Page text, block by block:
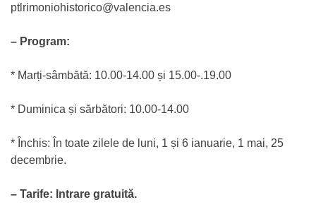
ptlrimoniohistorico@valencia.es
– Program:
* Marți-sâmbătă: 10.00-14.00 și 15.00-.19.00
* Duminica și sărbători: 10.00-14.00
* Închis: În toate zilele de luni, 1 și 6 ianuarie, 1 mai, 25
decembrie.
– Tarife: Intrare gratuită.